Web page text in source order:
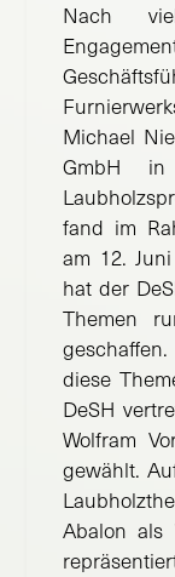
Nach
Michael
GmbH
fand im
am 12.
hat der
Themen
diese
DeSH
Wolfram
gewählt.
Abalon als